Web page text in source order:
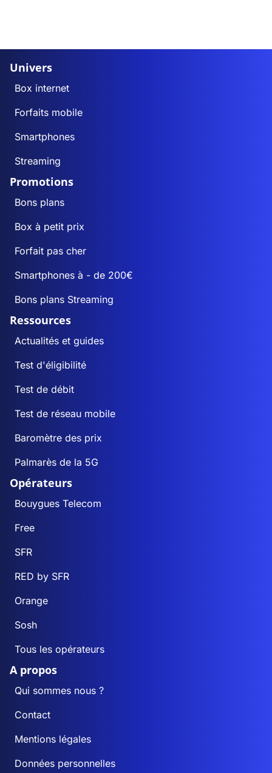
Univers
Box internet
Forfaits mobile
Smartphones
Streaming
Promotions
Bons plans
Box à petit prix
Forfait pas cher
Smartphones à - de 200€
Bons plans Streaming
Ressources
Actualités et guides
Test d'éligibilité
Test de débit
Test de réseau mobile
Baromètre des prix
Palmarès de la 5G
Opérateurs
Bouygues Telecom
Free
SFR
RED by SFR
Orange
Sosh
Tous les opérateurs
A propos
Qui sommes nous ?
Contact
Mentions légales
Données personnelles